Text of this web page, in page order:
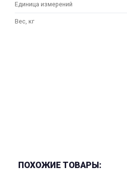
Единица измерений
Вес, кг
ПОХОЖИЕ ТОВАРЫ: